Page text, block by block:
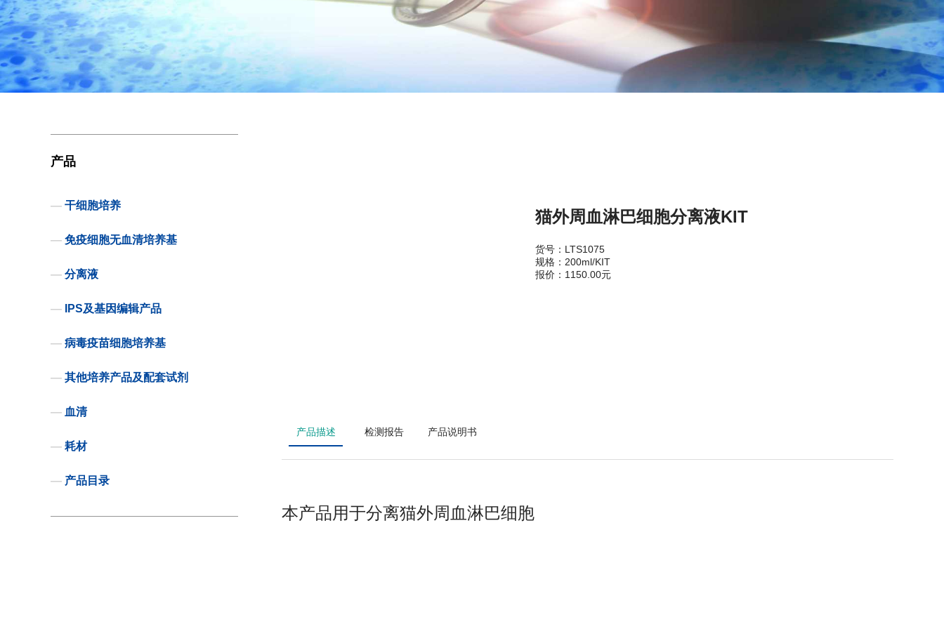
产品
— 干细胞培养
— 免疫细胞无血清培养基
— 分离液
— IPS及基因编辑产品
— 病毒疫苗细胞培养基
— 其他培养产品及配套试剂
— 血清
— 耗材
— 产品目录
猫外周血淋巴细胞分离液KIT
货号：LTS1075
规格：200ml/KIT
报价：1150.00元
产品描述 检测报告 产品说明书
本产品用于分离猫外周血淋巴细胞